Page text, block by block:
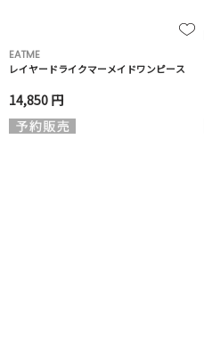
EATME
レイヤードライクマーメイドワンピース
14,850 円